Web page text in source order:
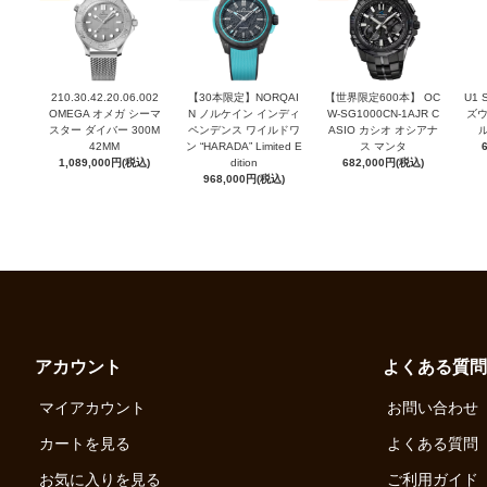
210.30.42.20.06.002
OMEGA オメガ シーマ
スター ダイバー 300M
42MM
1,089,000円(税込)
【30本限定】NORQAI
N ノルケイン インディ
ペンデンス ワイルドワ
ン “HARADA” Limited E
dition
968,000円(税込)
【世界限定600本】 OC
W-SG1000CN-1AJR C
ASIO カシオ オシアナ
ス マンタ
682,000円(税込)
U1
ズ
アカウント
マイアカウント
カートを見る
お気に入りを見る
よくある質
お問い合わせ
よくある質問
ご利用ガイド